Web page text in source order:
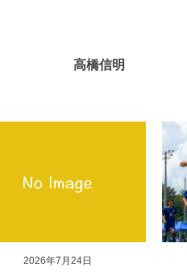
高橋信明
2026年7月24日